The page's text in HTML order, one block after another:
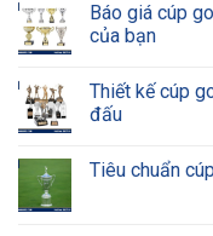
Báo giá cúp
của bạn
Thiết kế cúp
đấu
Tiêu chuẩn